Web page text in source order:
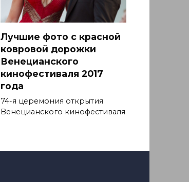
Лучшие фото с красной
ковровой дорожки
Венецианского
кинофестиваля 2017
года
74-я церемония открытия
Венецианского кинофестиваля